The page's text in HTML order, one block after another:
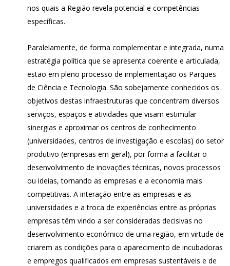
nos quais a Região revela potencial e competências
específicas.
Paralelamente, de forma complementar e integrada, numa
estratégia política que se apresenta coerente e articulada,
estão em pleno processo de implementação os Parques
de Ciência e Tecnologia. São sobejamente conhecidos os
objetivos destas infraestruturas que concentram diversos
serviços, espaços e atividades que visam estimular
sinergias e aproximar os centros de conhecimento
(universidades, centros de investigação e escolas) do setor
produtivo (empresas em geral), por forma a facilitar o
desenvolvimento de inovações técnicas, novos processos
ou ideias, tornando as empresas e a economia mais
competitivas. A interação entre as empresas e as
universidades e a troca de experiências entre as próprias
empresas têm vindo a ser consideradas decisivas no
desenvolvimento económico de uma região, em virtude de
criarem as condições para o aparecimento de incubadoras
e empregos qualificados em empresas sustentáveis e de